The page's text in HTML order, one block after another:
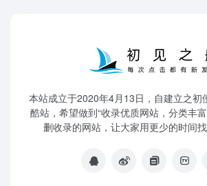
本站成立于2020年4月13日，自建立之初
酷站，希望做到“收录优质网站，分类丰
删收录的网站，让大家用更少的时间